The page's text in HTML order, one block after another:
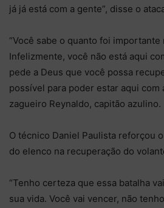
já já está com a gente”, disse o
“Você sabe o quanto foi importante
Infelizmente, você não está aqui
pede a Deus que você possa
possível para poder estar aqui com
zagueiro Reynaldo, capitão azulino.
O técnico Daniel Paulista reforçou
do elenco na recuperação do
“Tenho certeza que essa batalha
sua vida. Você vai vencer, não